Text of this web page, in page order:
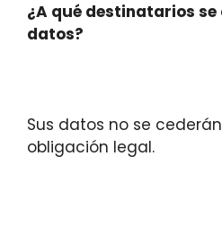
¿A qué destinatarios
datos?
Sus datos no se
obligación legal.